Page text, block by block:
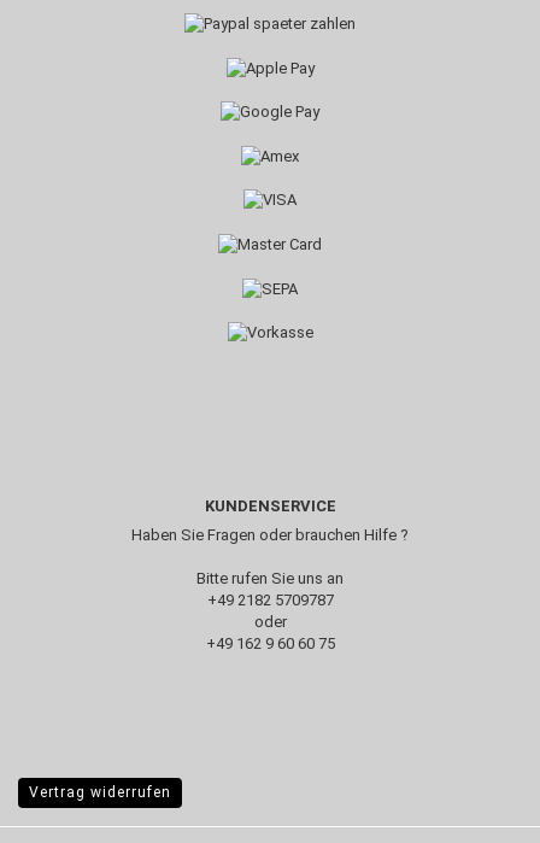
KUNDENSERVICE
Haben Sie Fragen oder brauchen Hilfe ?
Bitte rufen Sie uns an
+49 2182 5709787‬
oder
+49 162 9 60 60 75
Vertrag widerrufen